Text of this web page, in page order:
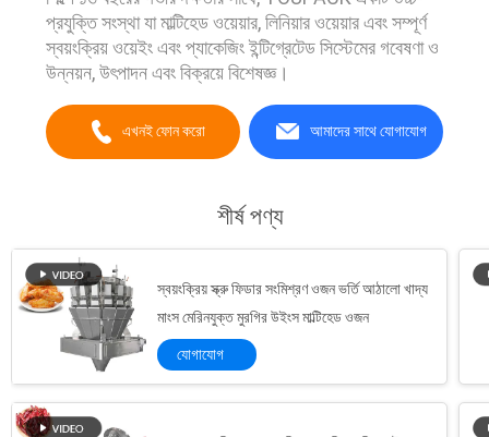
প্রযুক্তি সংস্থা যা মাল্টিহেড ওয়েয়ার, লিনিয়ার ওয়েয়ার এবং সম্পূর্ণ
স্বয়ংক্রিয় ওয়েইং এবং প্যাকেজিং ইন্টিগ্রেটেড সিস্টেমের গবেষণা ও
উন্নয়ন, উৎপাদন এবং বিক্রয়ে বিশেষজ্ঞ।
এখনই ফোন করো আমাদের সাথে যোগাযোগ
শীর্ষ পণ্য
স্বয়ংক্রিয় স্ক্রু ফিডার সংমিশ্রণ ওজন ভর্তি আঠালো খাদ্য
মাংস মেরিনযুক্ত মুরগির উইংস মাল্টিহেড ওজন
যোগাযোগ